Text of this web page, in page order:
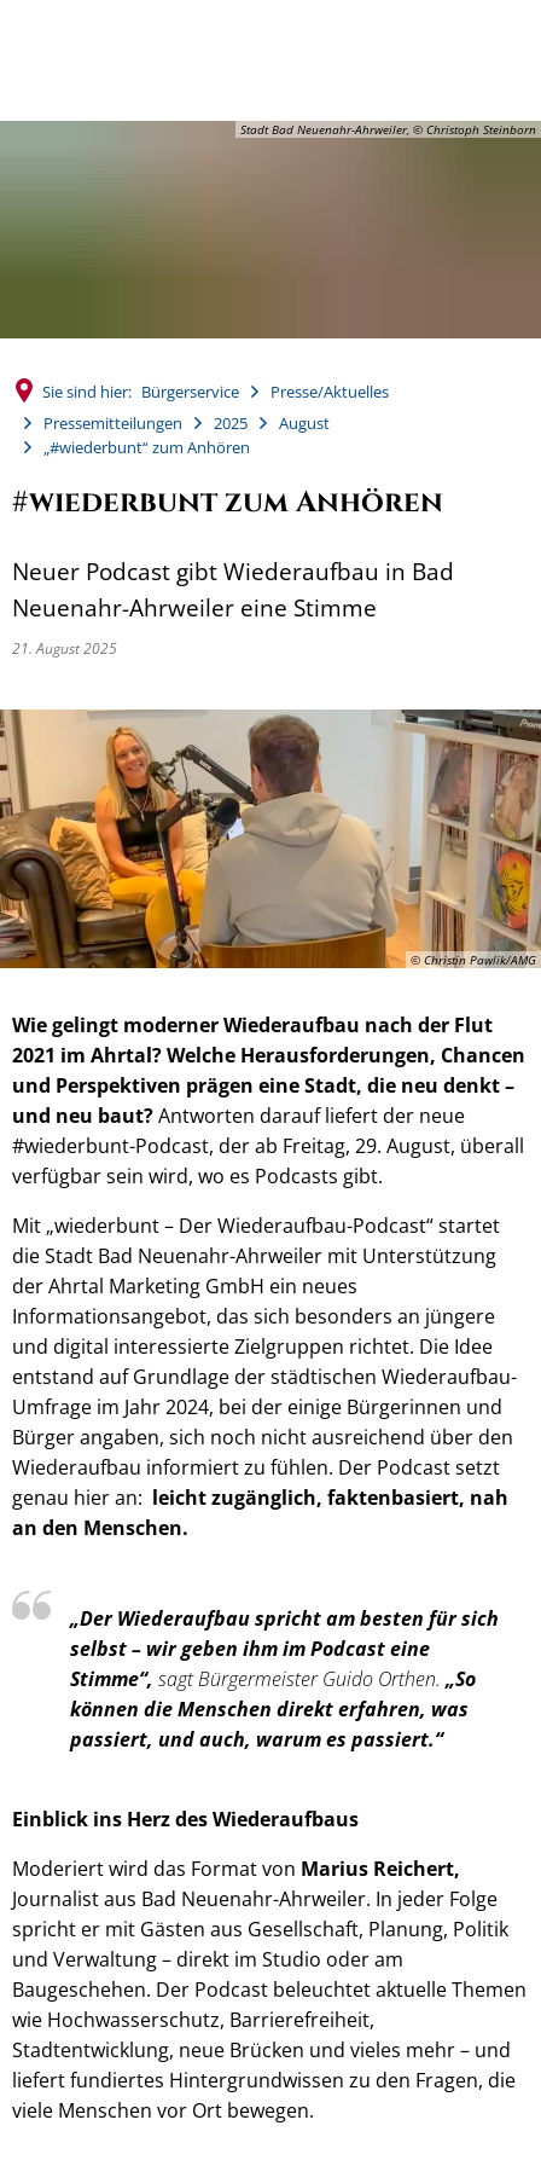
Stadt Bad Neuenahr-Ahrweiler, © Christoph Steinborn
Sie sind hier: Bürgerservice
Presse/Aktuelles
Pressemitteilungen
2025
August
„#wiederbunt“ zum Anhören
#wiederbunt zum Anhören
Neuer Podcast gibt Wiederaufbau in Bad
Neuenahr-Ahrweiler eine Stimme
21. August 2025
© Christin Pawlik/AMG
Wie gelingt moderner Wiederaufbau nach der Flut
2021 im Ahrtal? Welche Herausforderungen, Chancen
und Perspektiven prägen eine Stadt, die neu denkt –
und neu baut?Antworten darauf liefert der neue
#wiederbunt-Podcast, der ab Freitag, 29. August, überall
verfügbar sein wird, wo es Podcasts gibt.
Mit „wiederbunt – Der Wiederaufbau-Podcast“ startet
die Stadt Bad Neuenahr-Ahrweiler mit Unterstützung
der Ahrtal Marketing GmbH ein neues
Informationsangebot, das sich besonders an jüngere
und digital interessierte Zielgruppen richtet. Die Idee
entstand auf Grundlage der städtischen Wiederaufbau-
Umfrage im Jahr 2024, bei der einige Bürgerinnen und
Bürger angaben, sich noch nicht ausreichend über den
Wiederaufbau informiert zu fühlen. Der Podcast setzt
genau hier an: leicht zugänglich, faktenbasiert, nah
an den Menschen.
„Der Wiederaufbau spricht am besten für sich
selbst – wir geben ihm im Podcast eine
Stimme“, sagt Bürgermeister Guido Orthen. „So
können die Menschen direkt erfahren, was
passiert, und auch, warum es passiert.“
Einblick ins Herz des Wiederaufbaus
Moderiert wird das Format von Marius Reichert,
Journalist aus Bad Neuenahr-Ahrweiler. In jeder Folge
spricht er mit Gästen aus Gesellschaft, Planung, Politik
und Verwaltung – direkt im Studio oder am
Baugeschehen. Der Podcast beleuchtet aktuelle Themen
wie Hochwasserschutz, Barrierefreiheit,
Stadtentwicklung, neue Brücken und vieles mehr – und
liefert fundiertes Hintergrundwissen zu den Fragen, die
viele Menschen vor Ort bewegen.